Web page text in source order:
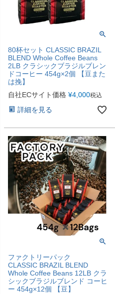
80杯セット CLASSIC BRAZIL
BLEND Whole Coffee Beans
2LB クラシックブラジルブレン
ドコーヒー 454g×2個 【豆また
は挽】
自社ECサイト価格 ¥4,000税込
詳細を見る
ファクトリーパック
CLASSIC BRAZIL BLEND
Whole Coffee Beans 12LB クラ
シックブラジルブレンド コーヒ
ー 454g×12個 【豆】